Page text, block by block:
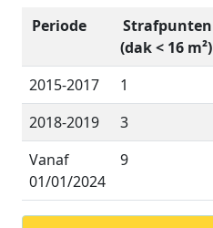
Periode
Strafpunten
(dak < 16 m²)
2015-2017
1
2018-2019
3
Vanaf
01/01/2024
9